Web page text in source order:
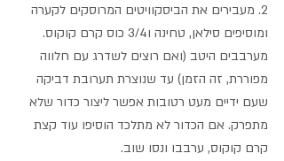
2. מעבירים את הביסקוויטים המרוסקים לקערה
ומוסיפים סילאן, טחינה ו3/4 כוס קרם קוקוס.
מערבבים היטב (ואם רוצים לשדרג עם חלווה
מפוררת, זה הזמן) עד שנוצרת תערובת דביקה
שעם ידיים מעט רטובות אפשר ליצור כדור שלא
מתפרק. אם הכדור לא מתלכד הוסיפו עוד קצת
קרם קוקוס, ערבבו ונסו שוב.